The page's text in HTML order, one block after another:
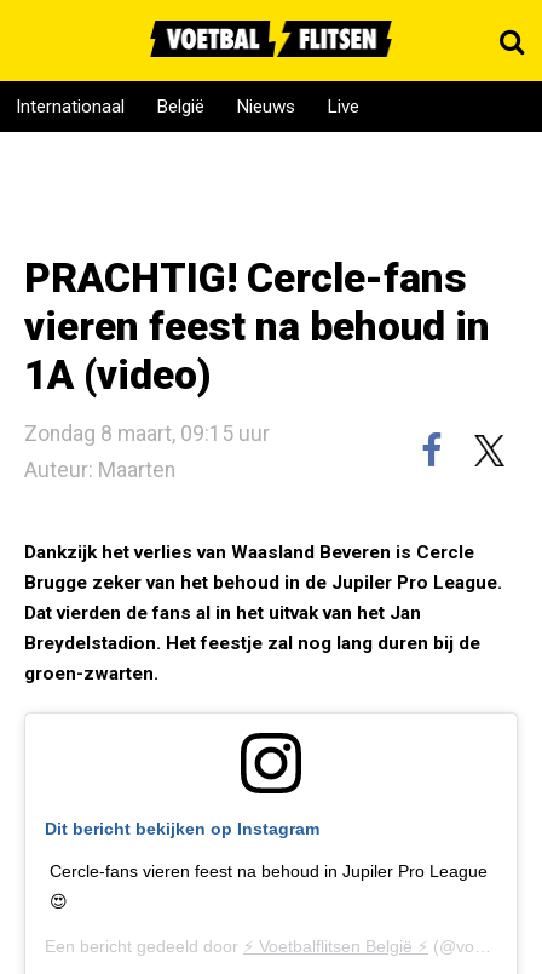
Internationaal België Nieuws Live
PRACHTIG! Cercle-fans
vieren feest na behoud in
1A (video)
Zondag 8 maart, 09:15 uur
Auteur: Maarten
Dankzijk het verlies van Waasland Beveren is Cercle
Brugge zeker van het behoud in de Jupiler Pro League.
Dat vierden de fans al in het uitvak van het Jan
Breydelstadion. Het feestje zal nog lang duren bij de
groen-zwarten.
Dit bericht bekijken op Instagram
Cercle-fans vieren feest na behoud in Jupiler Pro League
😍
Een bericht gedeeld door ⚡️ Voetbalflitsen België ⚡️ (@voetbalflitsen.be) op